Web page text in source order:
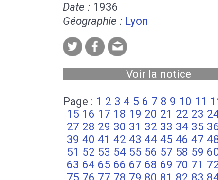
Date : 1936
Géographie : Lyon
Voir la notice
Page : 1 2 3 4 5 6 7 8 9 10 11
15 16 17 18 19 20 21 22 23
27 28 29 30 31 32 33 34 35
39 40 41 42 43 44 45 46 47
51 52 53 54 55 56 57 58 59
63 64 65 66 67 68 69 70 71
75 76 77 78 79 80 81 82 83